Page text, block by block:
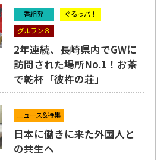
番組発
ぐるっパ！
グルラン８
2年連続、長崎県内でGWに
訪問された場所No.1！お茶
で乾杯「彼杵の荘」
ニュース&特集
日本に働きに来た外国人と
の共生へ